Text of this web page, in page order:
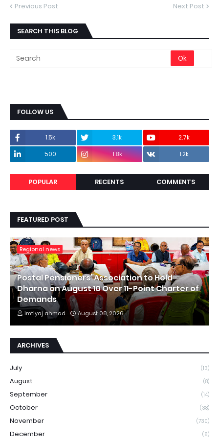
Previous Post Next Post
SEARCH THIS BLOG
FOLLOW US
1.5k 3.1k
2.7k
500
1.8k 1.2k
POPULAR RECENTS COMMENTS
FEATURED POST
Regional news
Postal Pensioners’ Association to Hold
Dharna on August 10 Over 11-Point Charter of
Demands
imtiyaj ahmad August 08, 2026
ARCHIVES
July (13)
August (8)
September (14)
October (38)
November (730)
December (6)